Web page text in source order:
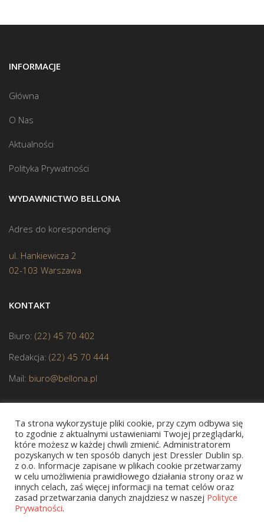
INFORMACJE
Główna
O Nas
Aktualności
Polityka Prywatności
WYDAWNICTWO BELLONA
Adres do korespondencji
ul. Hankiewicza 2
02-103 Warszawa
KONTAKT
Biuro: (22) 45 70 402
Redakcja: (22) 45 70 444
Mail: biuro@bellona.pl
JESTEŚMY CZŁONKIEM POLSKIEJ IZBY KSIĄŻKI
Ta strona wykorzystuje pliki cookie, przy czym odbywa się
to zgodnie z aktualnymi ustawieniami Twojej przeglądarki,
które możesz w każdej chwili zmienić. Administratorem
pozyskanych w ten sposób danych jest Dressler Dublin sp.
z o.o. Informacje zapisane w plikach cookie przetwarzamy
w celu umożliwienia prawidłowego działania strony oraz w
innych celach, zaś więcej informacji na temat celów oraz
zasad przetwarzania danych znajdziesz w naszej Polityce
Prywatności.